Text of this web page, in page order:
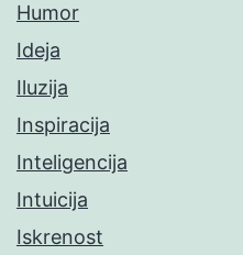
Humor
Ideja
Iluzija
Inspiracija
Inteligencija
Intuicija
Iskrenost